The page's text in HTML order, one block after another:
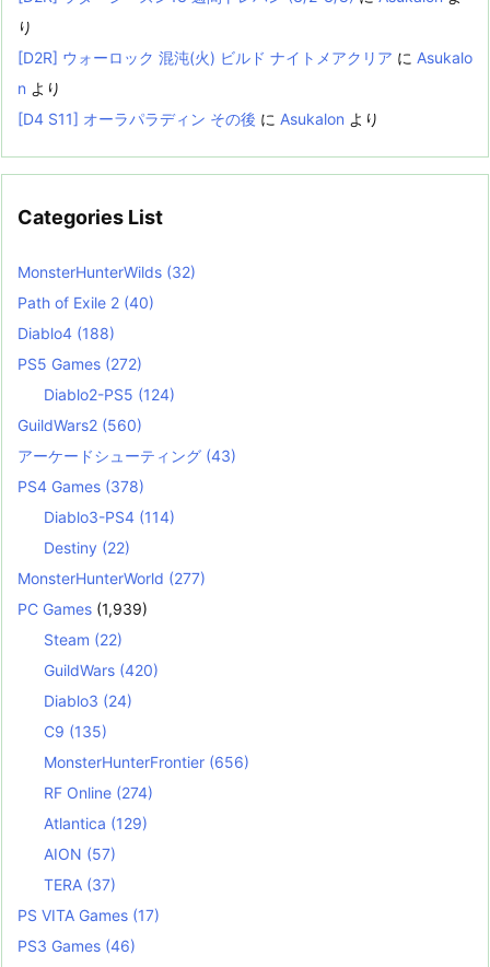
り
[D2R] ウォーロック 混沌(火) ビルド ナイトメアクリア に Asukalo
n より
[D4 S11] オーラパラディン その後 に Asukalon より
Categories List
MonsterHunterWilds (32)
Path of Exile 2 (40)
Diablo4 (188)
PS5 Games (272)
Diablo2-PS5 (124)
GuildWars2 (560)
アーケードシューティング (43)
PS4 Games (378)
Diablo3-PS4 (114)
Destiny (22)
MonsterHunterWorld (277)
PC Games (1,939)
Steam (22)
GuildWars (420)
Diablo3 (24)
C9 (135)
MonsterHunterFrontier (656)
RF Online (274)
Atlantica (129)
AION (57)
TERA (37)
PS VITA Games (17)
PS3 Games (46)